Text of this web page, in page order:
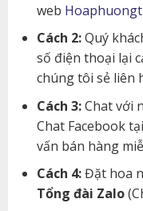
web
Cách 2:Quý
số điện thoại lại
chúng tôi sẻ liên
Cách 3:Chat với
Chat Facebook
vấn bán hàng
Cách 4:Đặt hoa
Tổng đài Zalo